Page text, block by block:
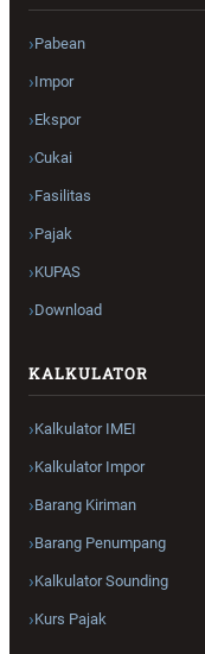
Pabean
Impor
Ekspor
Cukai
Fasilitas
Pajak
KUPAS
Download
KALKULATOR
Kalkulator IMEI
Kalkulator Impor
Barang Kiriman
Barang Penumpang
Kalkulator Sounding
Kurs Pajak